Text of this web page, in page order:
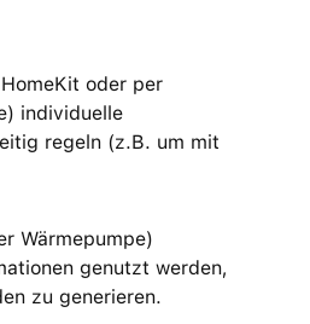
oder per
individuelle
regeln (z.B. um mit
Wärmepumpe)
genutzt werden,
zu generieren.